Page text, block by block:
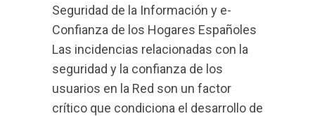
Seguridad de la Información y e-
Confianza de los Hogares Españoles
Las incidencias relacionadas con la
seguridad y la confianza de los
usuarios en la Red son un factor
crítico que condiciona el desarrollo de